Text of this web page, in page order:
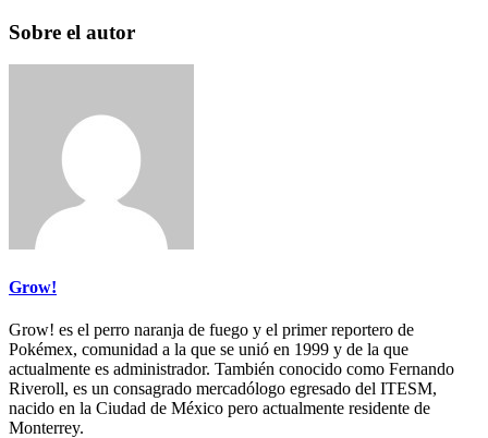
Sobre el autor
Grow!
Grow! es el perro naranja de fuego y el primer reportero de
Pokémex, comunidad a la que se unió en 1999 y de la que
actualmente es administrador. También conocido como Fernando
Riveroll, es un consagrado mercadólogo egresado del ITESM,
nacido en la Ciudad de México pero actualmente residente de
Monterrey.